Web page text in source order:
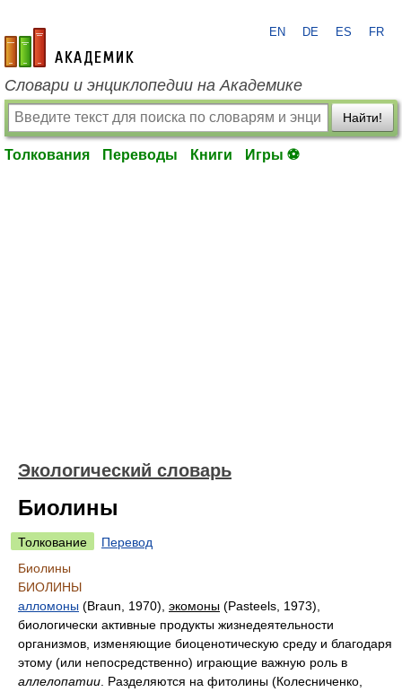
academic.ru
EN DE ES FR
Словари и энциклопедии на Академике
Найти!
Толкования Переводы Книги Игры ⚽
Экологический словарь
Биолины
Толкование
Перевод
Биолины
БИОЛИНЫ
алломоны (Braun, 1970), экомоны (Pasteels, 1973),
биологически активные продукты жизнедеятельности
организмов, изменяющие биоценотическую среду и благодаря
этому (или непосредственно) играющие важную роль в
аллелопатии . Разделяются на фитолины (Колесниченко,